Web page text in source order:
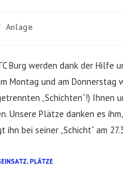
Anlage
Burg werden dank der Hilfe
Montag und am
„Schichten“!) Ihnen
Unsere Plätze danken es
bei seiner „Schicht“ am
, PLÄTZE